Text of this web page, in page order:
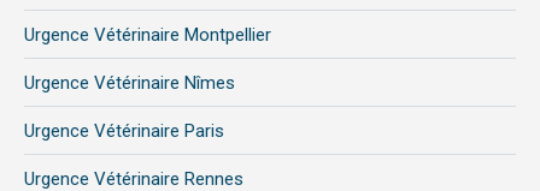
Urgence Vétérinaire Montpellier
Urgence Vétérinaire Nîmes
Urgence Vétérinaire Paris
Urgence Vétérinaire Rennes